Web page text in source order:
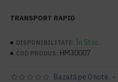
TRANSPORT RAPID
DISPONIBILITATE: În Stoc
COD PRODUS: HM30007
Bazată pe 0 note. -